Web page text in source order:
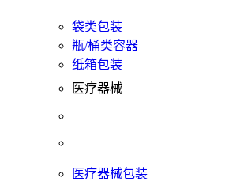
袋类包装
瓶/桶类容器
纸箱包装
医疗器械
医疗器械包装